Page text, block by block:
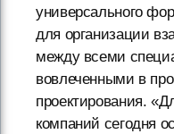
универсального
для организации
между всеми
вовлеченными в
проектирования.
компаний сегодня